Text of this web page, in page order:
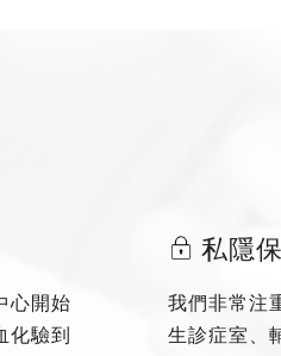
心開始
化驗到
私隱
我們非常注
生診症室、